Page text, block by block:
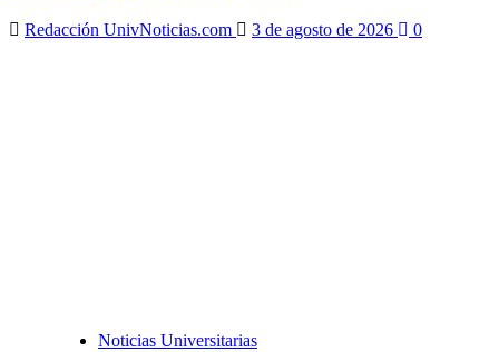
Redacción UnivNoticias.com 3 de agosto de 2026 0
Noticias Universitarias